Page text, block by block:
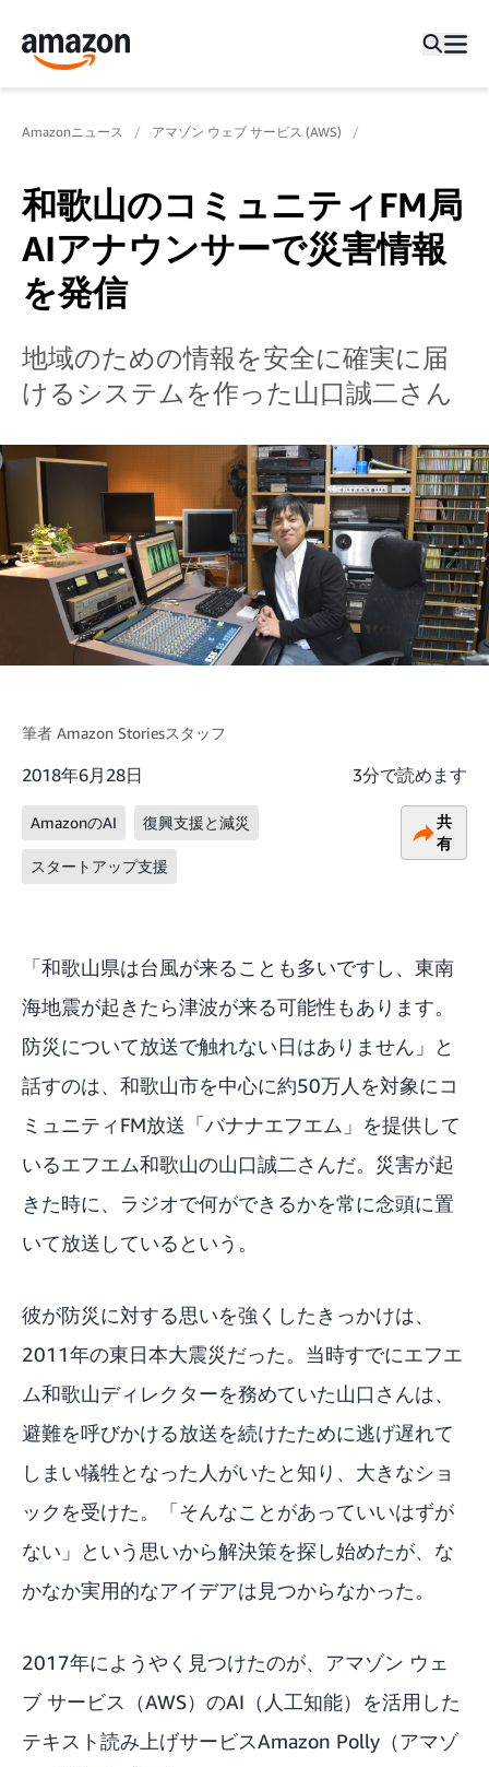
Amazonニュース アマゾン ウェブ サービス (AWS)
和歌山のコミュニティFM局
AIアナウンサーで災害情報
を発信
地域のための情報を安全に確実に届
けるシステムを作った山口誠二さん
筆者 Amazon Storiesスタッフ
2018年6月28日 3分で読めます
AmazonのAI 復興支援と減災
スタートアップ支援
共
有
「和歌山県は台風が来ることも多いですし、東南
海地震が起きたら津波が来る可能性もあります。
防災について放送で触れない日はありません」と
話すのは、和歌山市を中心に約50万人を対象にコ
ミュニティFM放送「バナナエフエム」を提供して
いるエフエム和歌山の山口誠二さんだ。災害が起
きた時に、ラジオで何ができるかを常に念頭に置
いて放送しているという。
彼が防災に対する思いを強くしたきっかけは、
2011年の東日本大震災だった。当時すでにエフエ
ム和歌山ディレクターを務めていた山口さんは、
避難を呼びかける放送を続けたために逃げ遅れて
しまい犠牲となった人がいたと知り、大きなショ
ックを受けた。「そんなことがあっていいはずが
ない」という思いから解決策を探し始めたが、な
かなか実用的なアイデアは見つからなかった。
2017年にようやく見つけたのが、アマゾン ウェ
ブ サービス（AWS）のAI（人工知能）を活用した
テキスト読み上げサービスAmazon Polly（アマゾ